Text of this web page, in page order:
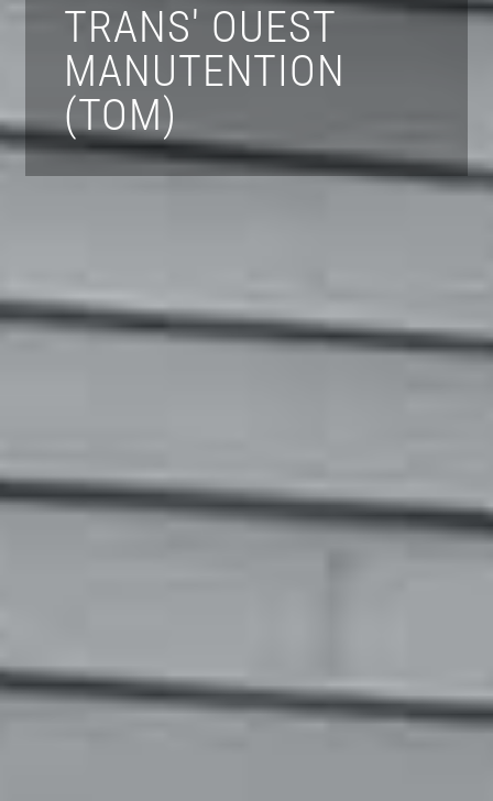
TRANS' OUEST
MANUTENTION
(TOM)